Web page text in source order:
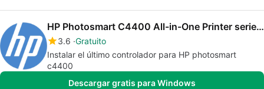
HP Photosmart C4400 All-in-One Printer series drivers
3.6 Gratuito
Instalar el último controlador para HP photosmart
c4400
Descargar gratis para Windows